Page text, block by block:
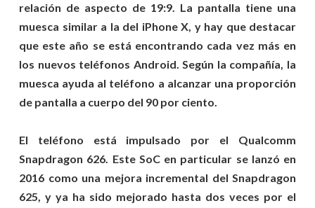
relación de aspecto de 19:9. La pantalla tiene una
muesca similar a la del iPhone X, y hay que destacar
que este año se está encontrando cada vez más en
los nuevos teléfonos Android. Según la compañía, la
muesca ayuda al teléfono a alcanzar una proporción
de pantalla a cuerpo del 90 por ciento.
El teléfono está impulsado por el Qualcomm
Snapdragon 626. Este SoC en particular se lanzó en
2016 como una mejora incremental del Snapdragon
625, y ya ha sido mejorado hasta dos veces por el